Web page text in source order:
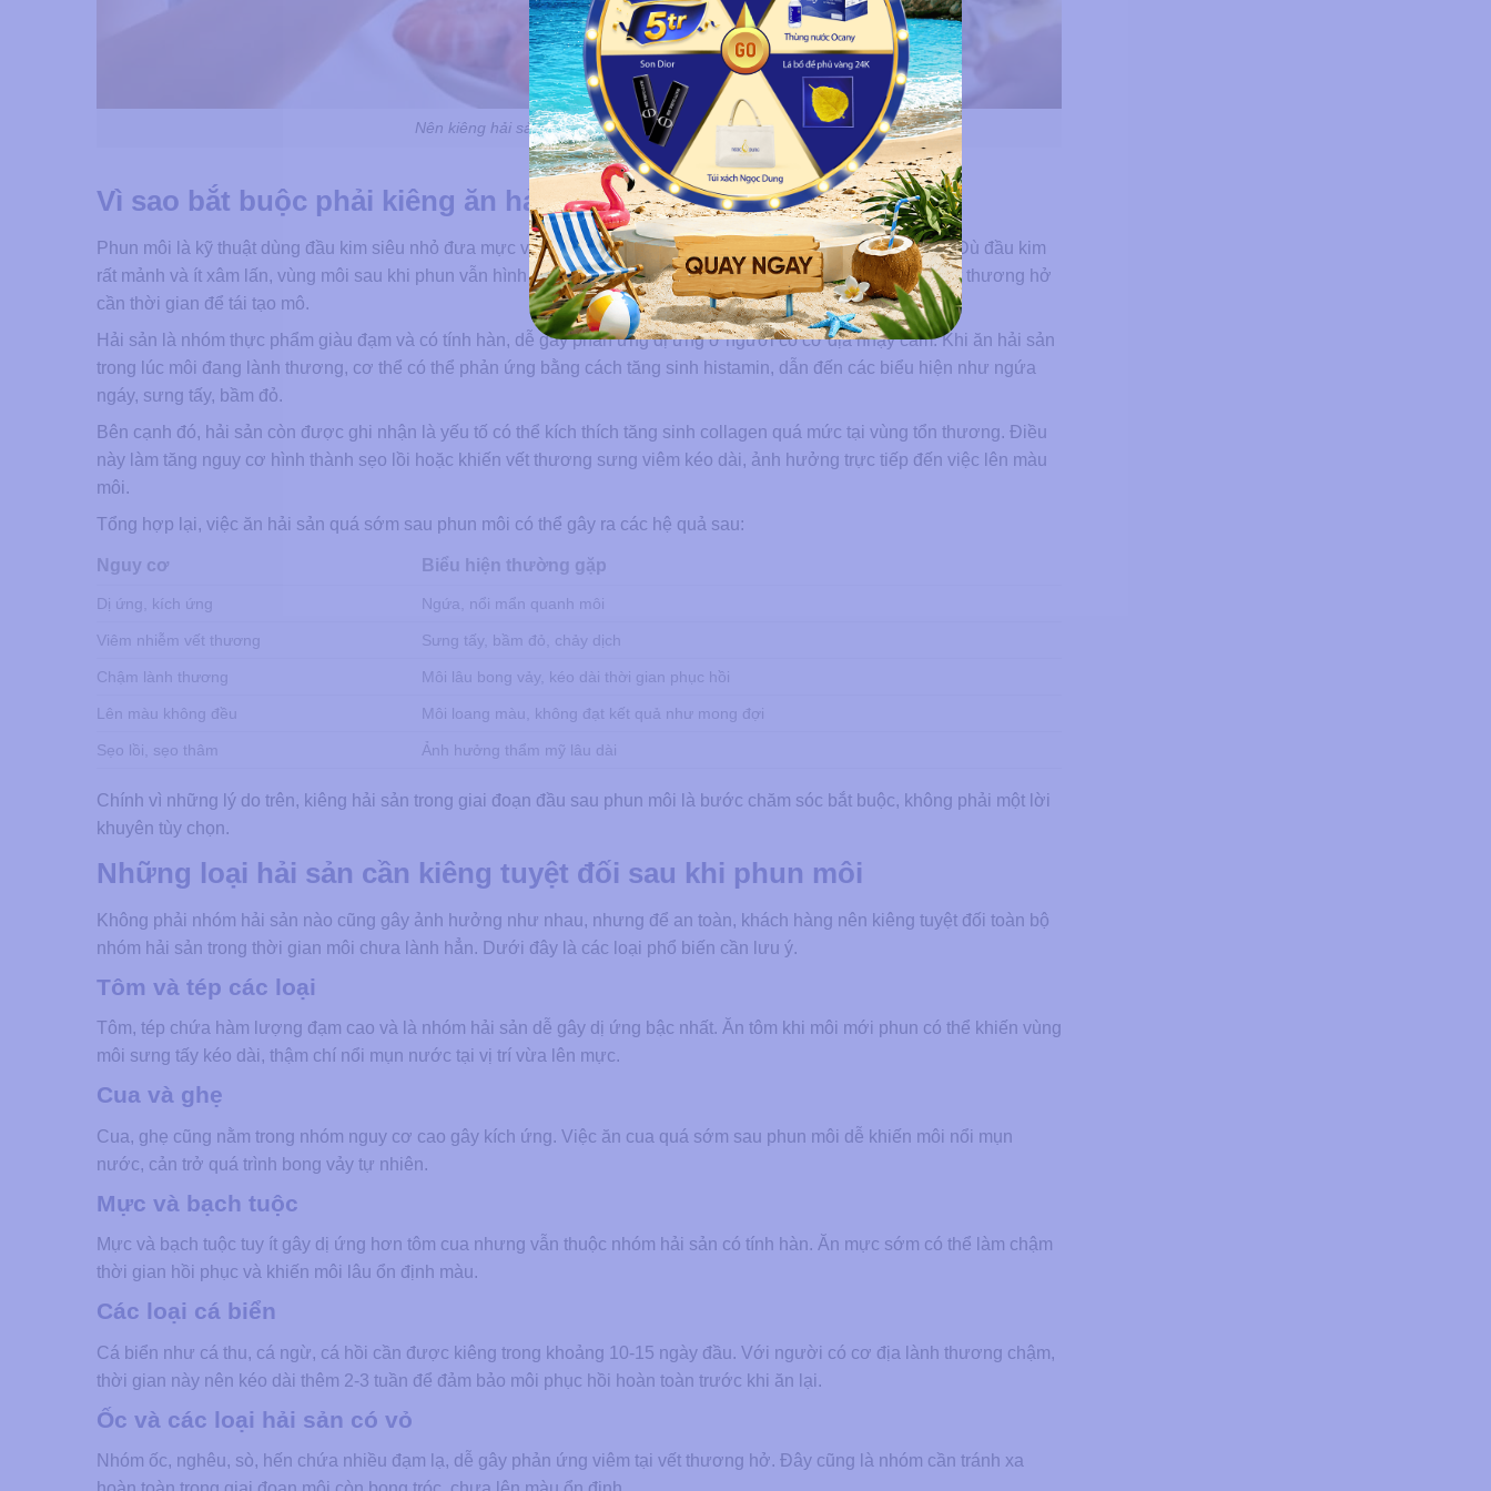
Nên kiêng hải sản sau phun môi từ 10-30 ngày
Vì sao bắt buộc phải kiêng ăn hải sản sau khi phun xăm môi?
Phun môi là kỹ thuật dùng đầu kim siêu nhỏ đưa mực vào lớp biểu bì hoặc trung bì nông của môi để tạo màu. Dù đầu kim
rất mảnh và ít xâm lấn, vùng môi sau khi phun vẫn hình thành hàng nghìn tổn thương vi điểm, tương tự một vết thương hở
cần thời gian để tái tạo mô.
Hải sản là nhóm thực phẩm giàu đạm và có tính hàn, dễ gây phản ứng dị ứng ở người có cơ địa nhạy cảm. Khi ăn hải sản
trong lúc môi đang lành thương, cơ thể có thể phản ứng bằng cách tăng sinh histamin, dẫn đến các biểu hiện như ngứa
ngáy, sưng tấy, bầm đỏ.
Bên cạnh đó, hải sản còn được ghi nhận là yếu tố có thể kích thích tăng sinh collagen quá mức tại vùng tổn thương. Điều
này làm tăng nguy cơ hình thành sẹo lồi hoặc khiến vết thương sưng viêm kéo dài, ảnh hưởng trực tiếp đến việc lên màu
môi.
Tổng hợp lại, việc ăn hải sản quá sớm sau phun môi có thể gây ra các hệ quả sau:
Nguy cơ Biểu hiện thường gặp
Dị ứng, kích ứng Ngứa, nổi mẩn quanh môi
Viêm nhiễm vết thương Sưng tấy, bầm đỏ, chảy dịch
Chậm lành thương Môi lâu bong vảy, kéo dài thời gian phục hồi
Lên màu không đều Môi loang màu, không đạt kết quả như mong đợi
Sẹo lồi, sẹo thâm Ảnh hưởng thẩm mỹ lâu dài
Chính vì những lý do trên, kiêng hải sản trong giai đoạn đầu sau phun môi là bước chăm sóc bắt buộc, không phải một lời
khuyên tùy chọn.
Những loại hải sản cần kiêng tuyệt đối sau khi phun môi
Không phải nhóm hải sản nào cũng gây ảnh hưởng như nhau, nhưng để an toàn, khách hàng nên kiêng tuyệt đối toàn bộ
nhóm hải sản trong thời gian môi chưa lành hẳn. Dưới đây là các loại phổ biến cần lưu ý.
Tôm và tép các loại
Tôm, tép chứa hàm lượng đạm cao và là nhóm hải sản dễ gây dị ứng bậc nhất. Ăn tôm khi môi mới phun có thể khiến vùng
môi sưng tấy kéo dài, thậm chí nổi mụn nước tại vị trí vừa lên mực.
Cua và ghẹ
Cua, ghẹ cũng nằm trong nhóm nguy cơ cao gây kích ứng. Việc ăn cua quá sớm sau phun môi dễ khiến môi nổi mụn
nước, cản trở quá trình bong vảy tự nhiên.
Mực và bạch tuộc
Mực và bạch tuộc tuy ít gây dị ứng hơn tôm cua nhưng vẫn thuộc nhóm hải sản có tính hàn. Ăn mực sớm có thể làm chậm
thời gian hồi phục và khiến môi lâu ổn định màu.
Các loại cá biển
Cá biển như cá thu, cá ngừ, cá hồi cần được kiêng trong khoảng 10-15 ngày đầu. Với người có cơ địa lành thương chậm,
thời gian này nên kéo dài thêm 2-3 tuần để đảm bảo môi phục hồi hoàn toàn trước khi ăn lại.
Ốc và các loại hải sản có vỏ
Nhóm ốc, nghêu, sò, hến chứa nhiều đạm lạ, dễ gây phản ứng viêm tại vết thương hở. Đây cũng là nhóm cần tránh xa